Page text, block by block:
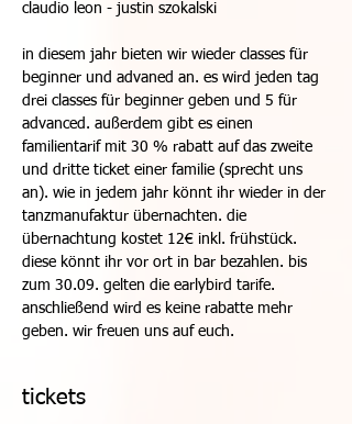
claudio leon - justin szokalski
in diesem jahr bieten wir wieder classes für
beginner und advaned an. es wird jeden tag
drei classes für beginner geben und 5 für
advanced. außerdem gibt es einen
familientarif mit 30 % rabatt auf das zweite
und dritte ticket einer familie (sprecht uns
an). wie in jedem jahr könnt ihr wieder in der
tanzmanufaktur übernachten. die
übernachtung kostet 12€ inkl. frühstück.
diese könnt ihr vor ort in bar bezahlen. bis
zum 30.09. gelten die earlybird tarife.
anschließend wird es keine rabatte mehr
geben. wir freuen uns auf euch.
tickets